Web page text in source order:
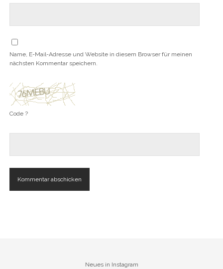
Name, E-Mail-Adresse und Website in diesem Browser für meinen
nächsten Kommentar speichern.
Code ?
Neues in Instagram